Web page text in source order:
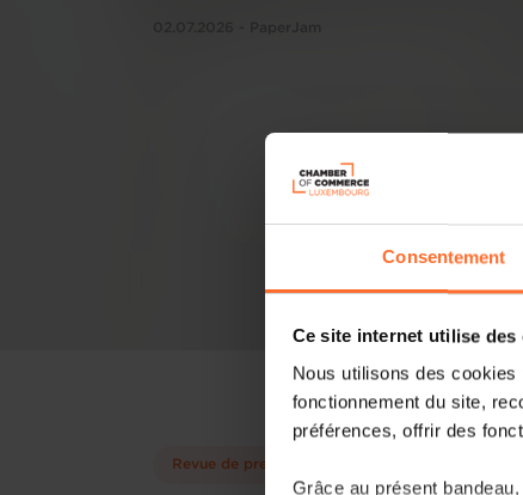
Consentement
Ce site internet utilise des
Nous utilisons des
fonctionnement du site,
préférences, offrir des
Grâce au présent
Revue de presse